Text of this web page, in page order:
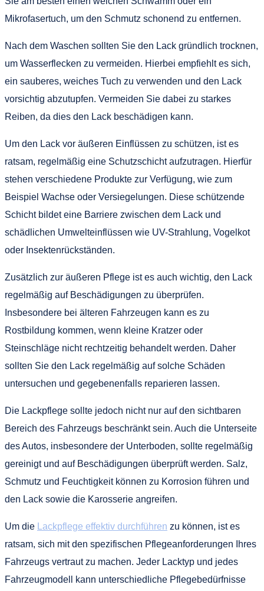
Mikrofasertuch, um den Schmutz schonend zu entfernen.
Nach dem Waschen sollten Sie den Lack gründlich trocknen,
um Wasserflecken zu vermeiden. Hierbei empfiehlt es sich,
ein sauberes, weiches Tuch zu verwenden und den Lack
vorsichtig abzutupfen. Vermeiden Sie dabei zu starkes
Reiben, da dies den Lack beschädigen kann.
Um den Lack vor äußeren Einflüssen zu schützen, ist es
ratsam, regelmäßig eine Schutzschicht aufzutragen. Hierfür
stehen verschiedene Produkte zur Verfügung, wie zum
Beispiel Wachse oder Versiegelungen. Diese schützende
Schicht bildet eine Barriere zwischen dem Lack und
schädlichen Umwelteinflüssen wie UV-Strahlung, Vogelkot
oder Insektenrückständen.
Zusätzlich zur äußeren Pflege ist es auch wichtig, den Lack
regelmäßig auf Beschädigungen zu überprüfen.
Insbesondere bei älteren Fahrzeugen kann es zu
Rostbildung kommen, wenn kleine Kratzer oder
Steinschläge nicht rechtzeitig behandelt werden. Daher
sollten Sie den Lack regelmäßig auf solche Schäden
untersuchen und gegebenenfalls reparieren lassen.
Die Lackpflege sollte jedoch nicht nur auf den sichtbaren
Bereich des Fahrzeugs beschränkt sein. Auch die Unterseite
des Autos, insbesondere der Unterboden, sollte regelmäßig
gereinigt und auf Beschädigungen überprüft werden. Salz,
Schmutz und Feuchtigkeit können zu Korrosion führen und
den Lack sowie die Karosserie angreifen.
Um die Lackpflege effektiv durchführen zu können, ist es
ratsam, sich mit den spezifischen Pflegeanforderungen Ihres
Fahrzeugs vertraut zu machen. Jeder Lacktyp und jedes
Fahrzeugmodell kann unterschiedliche Pflegebedürfnisse